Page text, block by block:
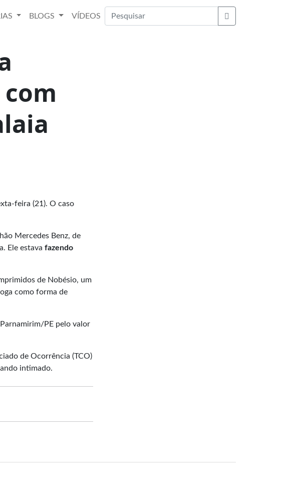
BLOGS
VÍDEOS
Buscar
feira (21). O caso
Mercedes Benz, de
Ele estava fazendo
de Nobésio, um
como forma de
PE pelo valor
de Ocorrência (TCO)
intimado.